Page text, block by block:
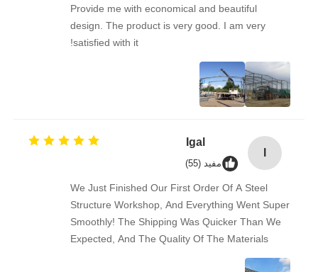
Provide me with economical and beautiful
design. The product is very good. I am very
satisfied with it!
Igal
مفید (55)
We Just Finished Our First Order Of A Steel
Structure Workshop, And Everything Went Super
Smoothly! The Shipping Was Quicker Than We
Expected, And The Quality Of The Materials